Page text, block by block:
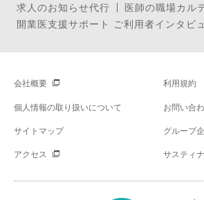
求人のお知らせ代行
医師の職場カル
開業医支援サポート ご利用者インタビ
会社概要 利用規約
個人情報の取り扱いについて お問い合
サイトマップ グループ
アクセス サスティ